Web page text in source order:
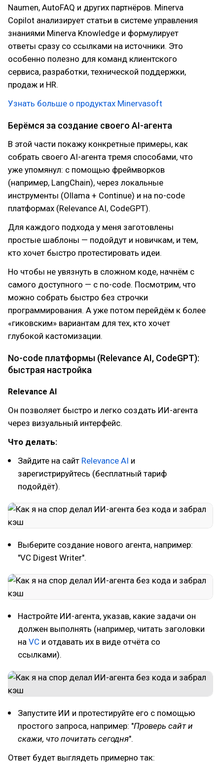
Naumen, AutoFAQ и других партнёров. Minerva
Copilot анализирует статьи в системе управления
знаниями Minerva Knowledge и формулирует
ответы сразу со ссылками на источники. Это
особенно полезно для команд клиентского
сервиса, разработки, технической поддержки,
продаж и HR.
Узнать больше о продуктах Minervasoft
Берёмся за создание своего AI-агента
В этой части покажу конкретные примеры, как
собрать своего AI-агента тремя способами, что
уже упомянул: с помощью фреймворков
(например, LangChain), через локальные
инструменты (Ollama + Continue) и на no-code
платформах (Relevance AI, CodeGPT).
Для каждого подхода у меня заготовлены
простые шаблоны — подойдут и новичкам, и тем,
кто хочет быстро протестировать идеи.
Но чтобы не увязнуть в сложном коде, начнём с
самого доступного — с no-code. Посмотрим, что
можно собрать быстро без строчки
программирования. А уже потом перейдём к более
«гиковским» вариантам для тех, кто хочет
глубокой кастомизации.
No-code платформы (Relevance AI, CodeGPT):
быстрая настройка
Relevance AI
Он позволяет быстро и легко создать ИИ-агента
через визуальный интерфейс.
Что делать:
Зайдите на сайт Relevance AI и
зарегистрируйтесь (бесплатный тариф
подойдёт).
Выберите создание нового агента, например:
"VC Digest Writer".
Настройте ИИ-агента, указав, какие задачи он
должен выполнять (например, читать заголовки
на VC и отдавать их в виде отчёта со
ссылками).
Запустите ИИ и протестируйте его с помощью
простого запроса, например: "Проверь сайт и
скажи, что почитать сегодня".
Ответ будет выглядеть примерно так: